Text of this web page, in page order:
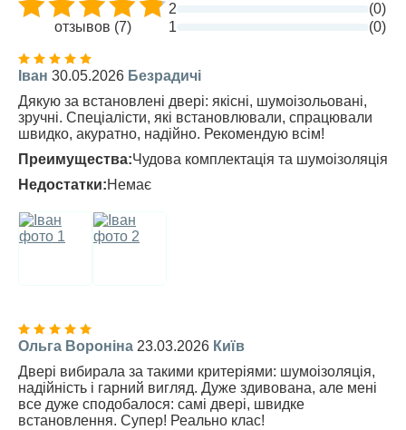
отзывов (7)
2
(0)
1
(0)
Іван 30.05.2026 Безрадичі
Дякую за встановлені двері: якісні, шумоізольовані,
зручні. Спеціалісти, які встановлювали, спрацювали
швидко, акуратно, надійно. Рекомендую всім!
Преимущества:Чудова комплектація та шумоізоляція
Недостатки:Немає
Ольга Вороніна 23.03.2026 Київ
Двері вибирала за такими критеріями: шумоізоляція,
надійність і гарний вигляд. Дуже здивована, але мені
все дуже сподобалося: самі двері, швидке
встановлення. Супер! Реально клас!